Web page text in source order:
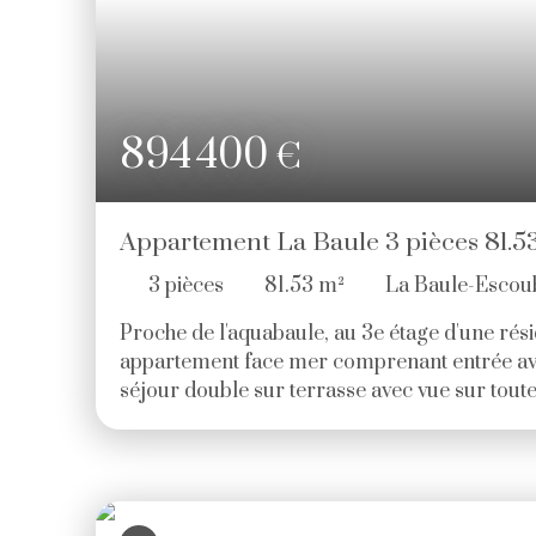
894 400€
Appartement La Baule 3 pièces
3 pièces 81.53 m²
La Baule-
Proche de l'aquabaule, au 3e étage d'une
appartement face mer comprenant entrée
séjour double sur terrasse avec vue sur
de l'acquéreur. ) Copropriété de 149 lots -